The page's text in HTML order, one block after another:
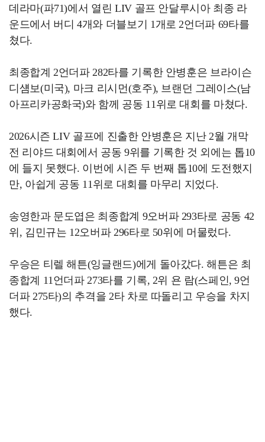
데라마(파71)에서 열린 LIV 골프 안달루시아 최종 라
운드에서 버디 4개와 더블보기 1개로 2언더파 69타를
쳤다.
최종합계 2언더파 282타를 기록한 안병훈은 브라이슨
디섐보(미국), 마크 리시먼(호주), 브랜던 그레이스(남
아프리카공화국)와 함께 공동 11위로 대회를 마쳤다.
2026시즌 LIV 골프에 진출한 안병훈은 지난 2월 개막
전 리야드 대회에서 공동 9위를 기록한 것 외에는 톱10
에 들지 못했다. 이번에 시즌 두 번째 톱10에 도전했지
만, 아쉽게 공동 11위로 대회를 마무리 지었다.
송영한과 문도엽은 최종합계 9오버파 293타로 공동 42
위, 김민규는 12오버파 296타로 50위에 머물렀다.
우승은 티렐 해튼(잉글랜드)에게 돌아갔다. 해튼은 최
종합계 11언더파 273타를 기록, 2위 욘 람(스페인, 9언
더파 275타)의 추격을 2타 차로 따돌리고 우승을 차지
했다.